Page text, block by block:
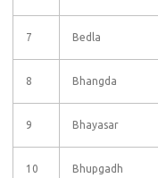
7 Bedla
8 Bhangda
9 Bhayasar
10 Bhupgadh